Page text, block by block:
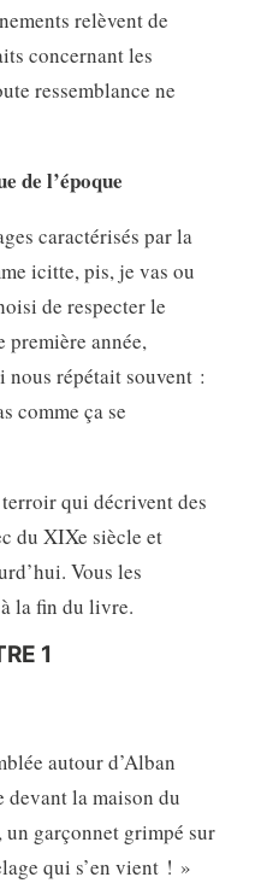
relèvent de
concernant les
ressemblance ne
de l’époque
caractérisés par la
icitte, pis, je vas ou
de respecter le
année,
nous répétait souvent :
comme ça se
qui décrivent des
du XIXe siècle et
Vous les
la fin du livre.
1
autour d’Alban
la maison du
un garçonnet grimpé sur
qui s’en vient ! »